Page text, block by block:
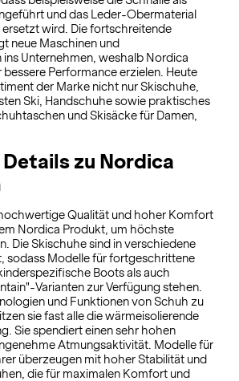
und das Leder-Obermaterial
wird. Die fortschreitende
neue Maschinen und
Unternehmen, weshalb Nordica
bessere Performance erzielen. Heute
der Marke nicht nur Skischuhe,
Ski, Handschuhe sowie praktisches
und Skisäcke für Damen,
zu Nordica
Qualität und hoher Komfort
Nordica Produkt, um höchste
Die Skischuhe sind in verschiedene
sodass Modelle für fortgeschrittene
Boots als auch
Varianten zur Verfügung stehen.
und Funktionen von Schuh zu
sie fast alle die wärmeisolierende
Sie spendiert einen sehr hohen
Atmungsaktivität. Modelle für
überzeugen mit hoher Stabilität und
die für maximalen Komfort und